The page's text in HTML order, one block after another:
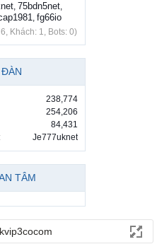
, 75bdn5net,
, fg66io
Khách: 1, Bots: 0)
238,774
254,206
84,431
Je777uknet
TÂM